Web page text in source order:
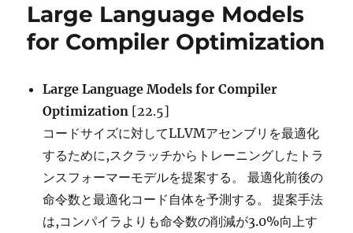
ー
for
Hyperparameter
Optimization
Large Language Models
for Compiler Optimization
Large Language Models for Compiler
Optimization [22.5]
コードサイズに対してLLVMアセンブリを最適化
するために,スクラッチからトレーニングしたトラ
ンスフォーマーモデルを提案する。 最適化前後の
命令数と最適化コード自体を予測する。 提案手法
は,コンパイラよりも命令数の削減が3.0%向上す